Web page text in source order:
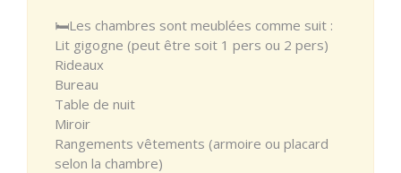
🛏️Les chambres sont meublées comme suit :
Lit gigogne (peut être soit 1 pers ou 2 pers)
Rideaux
Bureau
Table de nuit
Miroir
Rangements vêtements (armoire ou placard
selon la chambre)